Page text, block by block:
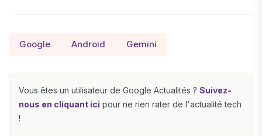
Google Android Gemini
Vous êtes un utilisateur de Google Actualités ? Suivez-
nous en cliquant ici pour ne rien rater de l'actualité tech
!